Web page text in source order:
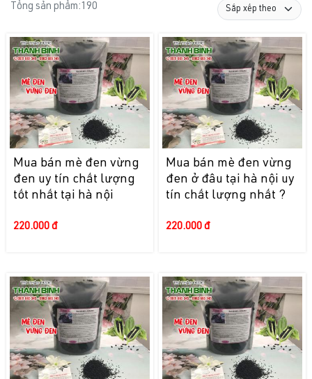
Tổng sản phẩm: 190
Mua bán mè đen vừng
đen uy tín chất lượng
tốt nhất tại hà nội
220.000 đ
Mua bán mè đen vừng
đen ở đâu tại hà nội uy
tín chất lượng nhất ?
220.000 đ